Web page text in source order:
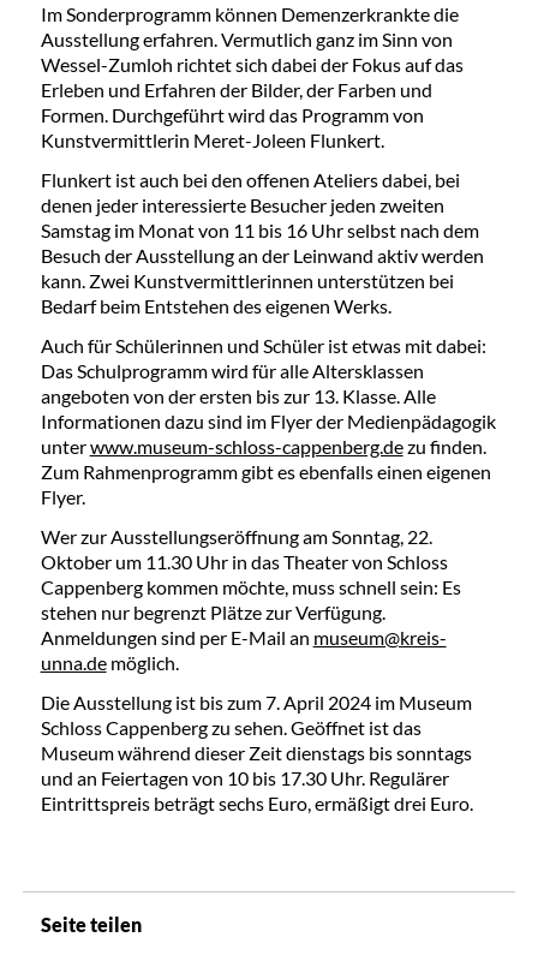
Im Sonderprogramm können Demenzerkrankte die
Ausstellung erfahren. Vermutlich ganz im Sinn von
Wessel-Zumloh richtet sich dabei der Fokus auf das
Erleben und Erfahren der Bilder, der Farben und
Formen. Durchgeführt wird das Programm von
Kunstvermittlerin Meret-Joleen Flunkert.
Flunkert ist auch bei den offenen Ateliers dabei, bei
denen jeder interessierte Besucher jeden zweiten
Samstag im Monat von 11 bis 16 Uhr selbst nach dem
Besuch der Ausstellung an der Leinwand aktiv werden
kann. Zwei Kunstvermittlerinnen unterstützen bei
Bedarf beim Entstehen des eigenen Werks.
Auch für Schülerinnen und Schüler ist etwas mit dabei:
Das Schulprogramm wird für alle Altersklassen
angeboten von der ersten bis zur 13. Klasse. Alle
Informationen dazu sind im Flyer der Medienpädagogik
unterwww.museum-schloss-cappenberg.dezu finden.
Zum Rahmenprogramm gibt es ebenfalls einen eigenen
Flyer.
Wer zur Ausstellungseröffnung am Sonntag, 22.
Oktober um 11.30 Uhr in das Theater von Schloss
Cappenberg kommen möchte, muss schnell sein: Es
stehen nur begrenzt Plätze zur Verfügung.
Anmeldungen sind per E-Mail an museum@kreis-
unna.demöglich.
Die Ausstellung ist bis zum 7. April 2024 im Museum
Schloss Cappenberg zu sehen. Geöffnet ist das
Museum während dieser Zeit dienstags bis sonntags
und an Feiertagen von 10 bis 17.30 Uhr. Regulärer
Eintrittspreis beträgt sechs Euro, ermäßigt drei Euro.
Seite teilen